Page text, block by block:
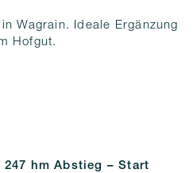
Wagrain. Ideale Ergänzung
Hofgut.
247 hmAbstieg – Start